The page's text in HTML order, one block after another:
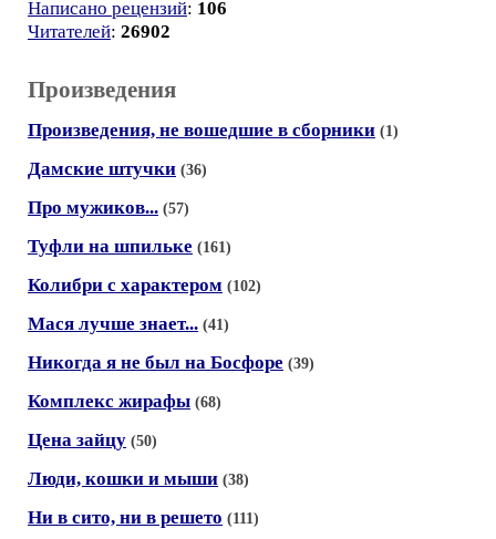
Написано рецензий: 106
Читателей: 26902
Произведения
Произведения, не вошедшие в сборники (1)
Дамские штучки (36)
Про мужиков... (57)
Туфли на шпильке (161)
Колибри с характером (102)
Мася лучше знает... (41)
Никогда я не был на Босфоре (39)
Комплекс жирафы (68)
Цена зайцу (50)
Люди, кошки и мыши (38)
Ни в сито, ни в решето (111)